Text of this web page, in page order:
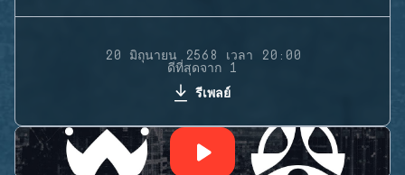
20 มิถุนายน 2568 เวลา 20:00
ดีที่สุดจาก 1
รีเพลย์